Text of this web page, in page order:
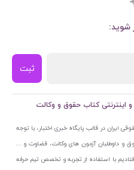
شوید:
ثبت
و اینترنتی کتاب حقوق و وکالت
در قالب پایگاه خبری اختبار، با توجه
داوطلبان آزمون های وکالت، قضاوت و ...
با استفاده از تجربه و تخصص تیم حرفه